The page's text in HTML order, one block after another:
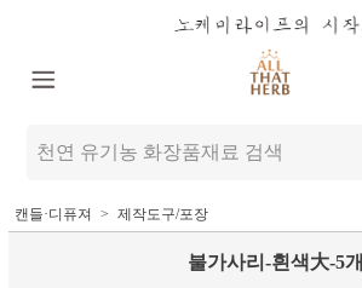
캔들·디퓨져 제작도구/포장
불가사리-흰색大-5개